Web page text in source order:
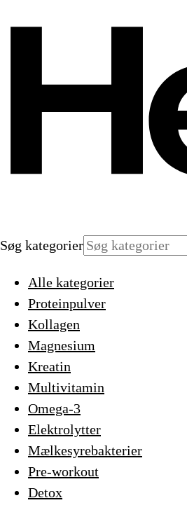
Søg kategorier
Alle kategorier
Proteinpulver
Kollagen
Magnesium
Kreatin
Multivitamin
Omega-3
Elektrolytter
Mælkesyrebakterier
Pre-workout
Detox